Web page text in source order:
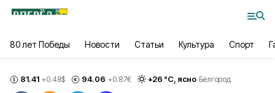
80 лет Победы Новости Статьи Культура Спорт
81.41 +0.48$ 94.06 +0.87€ +26 °С, ясно Белгород